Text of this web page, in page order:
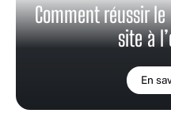
Comment réussir
site à
En